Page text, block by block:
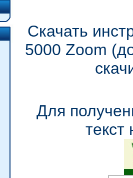
Скачать
5000 Zoom
Для
текст